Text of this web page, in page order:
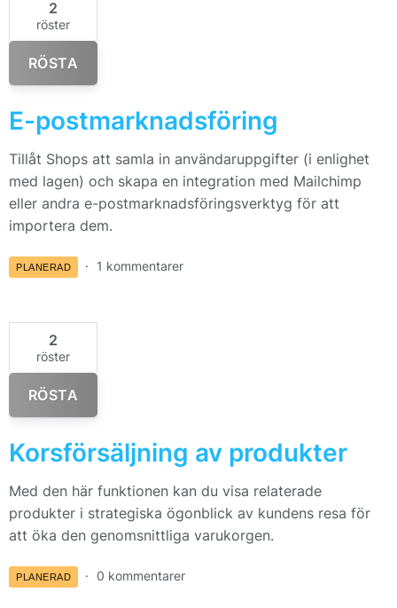
2
röster
RÖSTA
E-postmarknadsföring
Tillåt Shops att samla in användaruppgifter (i enlighet
med lagen) och skapa en integration med Mailchimp
eller andra e-postmarknadsföringsverktyg för att
importera dem.
PLANERAD 1 kommentarer
2
röster
RÖSTA
Korsförsäljning av produkter
Med den här funktionen kan du visa relaterade
produkter i strategiska ögonblick av kundens resa för
att öka den genomsnittliga varukorgen.
PLANERAD 0 kommentarer